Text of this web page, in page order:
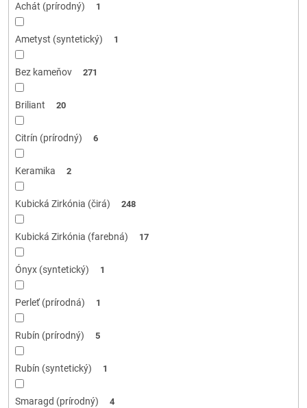
Achát (prírodný) 1
Ametyst (syntetický) 1
Bez kameňov 271
Briliant 20
Citrín (prírodný) 6
Keramika 2
Kubická Zirkónia (čirá) 248
Kubická Zirkónia (farebná) 17
Ónyx (syntetický) 1
Perleť (prírodná) 1
Rubín (prírodný) 5
Rubín (syntetický) 1
Smaragd (prírodný) 4